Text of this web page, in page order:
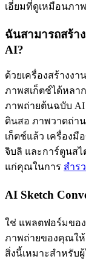
เอี่ยมที่ดูเหมือนภา
ฉันสามารถสร้า
AI?
ด้วยเครื่องสร้างง
ภาพสเก็ตช์ได้หลา
ภาพถ่ายต้นฉบับ
ดินสอ ภาพวาดถ่า
เก็ตช์แล้ว เครื่องมื
จิบลิ และการ์ตูนส
แก่คุณในการ สำร
AI Sketch
ใช่ แพลตฟอร์มขอ
ภาพถ่ายของคุณให้
สิ่งนี้เหมาะสำหรับ